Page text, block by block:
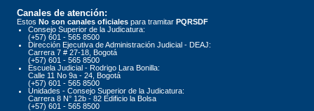
Canales de atención:
Estos No son canales oficiales para tramitar PQRSDF
Consejo Superior de la Judicatura:
(+57) 601 - 565 8500
Dirección Ejecutiva de Administración Judicial - DEAJ:
Carrera 7 # 27-18, Bogotá
(+57) 601 - 565 8500
Escuela Judicial - Rodrigo Lara Bonilla:
Calle 11 No 9a - 24, Bogotá
(+57) 601 - 565 8500
Unidades - Consejo Superior de la Judicatura:
Carrera 8 N° 12b - 82 Edificio la Bolsa
(+57) 601 - 565 8500